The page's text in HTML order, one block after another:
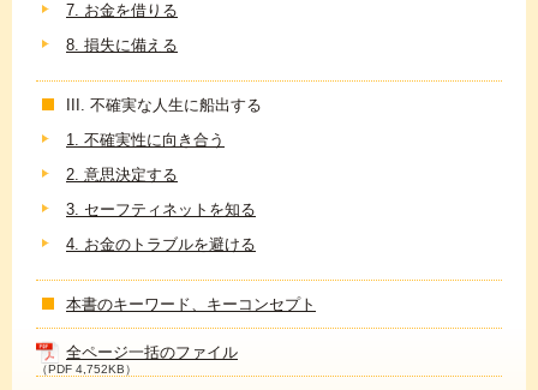
7. お金を借りる
8. 損失に備える
III. 不確実な人生に船出する
1. 不確実性に向き合う
2. 意思決定する
3. セーフティネットを知る
4. お金のトラブルを避ける
本書のキーワード、キーコンセプト
全ページ一括のファイル
（PDF 4,752KB）